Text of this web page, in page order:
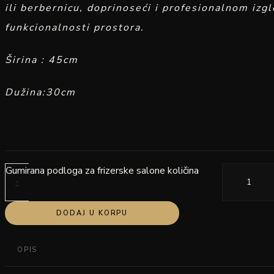
ili berbernicu, doprinoseći i profesionalnom
funkcionalnosti prostora.
Širina : 45cm
Dužina:30cm
-
Gumirana podloga za frizerske salone količina
DODAJ U KORPU
OPIS